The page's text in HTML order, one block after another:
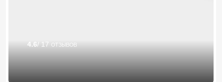
4.6/ 17 отзывов